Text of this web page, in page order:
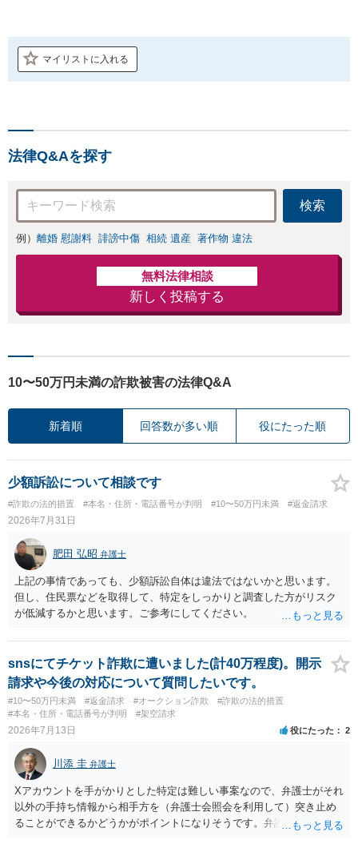
マイリストに入れる
法律Q&Aを探す
検索
例） 離婚 慰謝料 誹謗中傷 相続 遺産 著作物 違法
無料法律相談
新しく投稿する
10〜50万円未満の詐欺被害の法律Q&A
新着順 回答数が多い順 役にたった順
少額訴訟について相談です
#詐欺の法的措置 #本名・住所・電話番号が判明 #10〜50万円未満 #返金請求
2026年7月31日
肥田 弘昭 弁護士
上記の事情であっても、少額訴訟自体は違法ではないかと思います。
但し、住民票などを取得して、特定をしっかりと調査した方がリスク
が低減するかと思います。ご参考にしてください。
snsにてチケット詐欺に遭いました(計40万程度)。開示
請求や今後の対応について質問したいです。
#10〜50万円未満 #返金請求 #オークション詐欺
#詐欺の法的措置
#本名・住所・電話番号が判明
#架空請求
2026年7月13日 役にたった 2
川添 圭 弁護士
Xアカウントを手がかりとした特定は難しい事案なので、弁護士がそれ
以外の手持ち情報から相手方を（弁護士会照会を利用して）突き止め
ることができるかどうかがポイントになりそうです。弁護士による調